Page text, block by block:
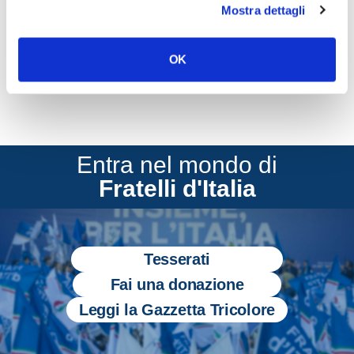
Mostra dettagli
OK
Entra nel mondo di
Fratelli d'Italia
Tesserati
Fai una donazione
Leggi la Gazzetta Tricolore